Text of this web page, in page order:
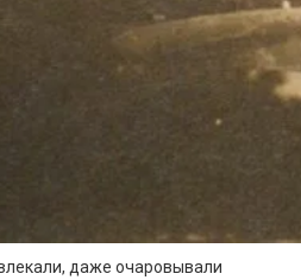
даже очаровывали